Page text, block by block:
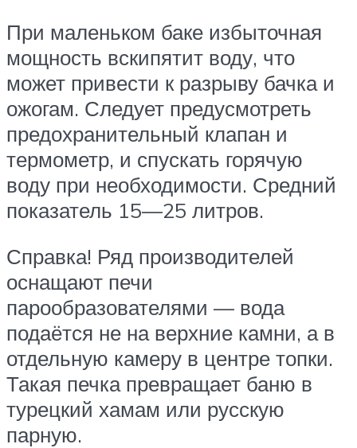
При маленьком баке избыточная
мощность вскипятит воду, что
может привести к разрыву бачка и
ожогам. Следует предусмотреть
предохранительный клапан и
термометр, и спускать горячую
воду при необходимости. Средний
показатель 15—25 литров.
Справка! Ряд производителей
оснащают печи
парообразователями — вода
подаётся не на верхние камни, а в
отдельную камеру в центре топки.
Такая печка превращает баню в
турецкий хамам или русскую
парную.